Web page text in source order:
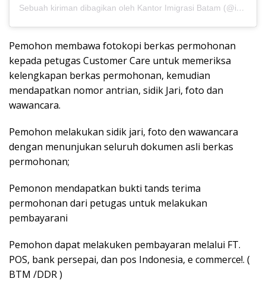
Sebuah kiriman dibagikan oleh Kantor Imigrasi Batam (@imigrasibatam)
Pemohon membawa fotokopi berkas permohonan
kepada petugas Customer Care untuk memeriksa
kelengkapan berkas permohonan, kemudian
mendapatkan nomor antrian, sidik Jari, foto dan
wawancara.
Pemohon melakukan sidik jari, foto den wawancara
dengan menunjukan seluruh dokumen asli berkas
permohonan;
Pemonon mendapatkan bukti tands terima
permohonan dari petugas untuk melakukan
pembayarani
Pemohon dapat melakuken pembayaran melalui FT.
POS, bank persepai, dan pos Indonesia, e commerce!. (
BTM /DDR )